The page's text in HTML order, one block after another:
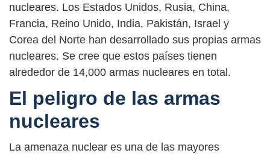
nucleares. Los Estados Unidos, Rusia, China,
Francia, Reino Unido, India, Pakistán, Israel y
Corea del Norte han desarrollado sus propias armas
nucleares. Se cree que estos países tienen
alrededor de 14,000 armas nucleares en total.
El peligro de las armas
nucleares
La amenaza nuclear es una de las mayores